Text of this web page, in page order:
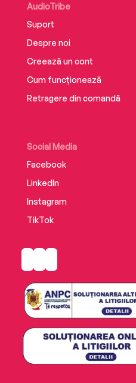
AudioTribe
Suport
Despre noi
Creează un cont
Cum funcționează
Retragere din comandă
Social Media
Facebook
LinkedIn
Instagram
TikTok